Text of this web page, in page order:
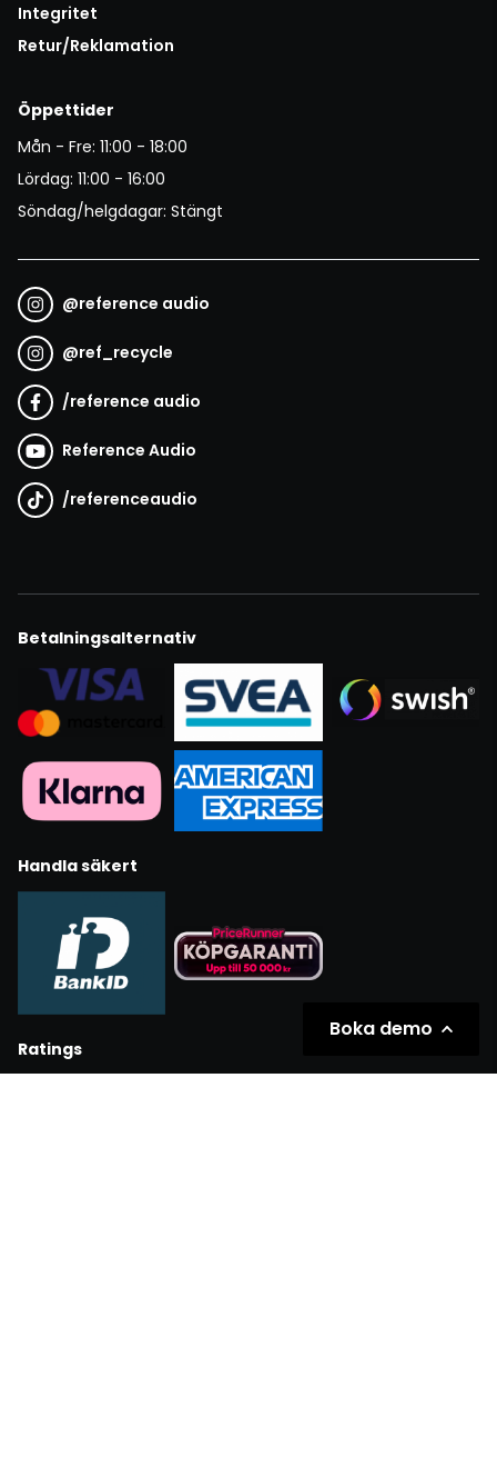
Integritet
Retur/Reklamation
Öppettider
Mån - Fre: 11:00 - 18:00
Lördag: 11:00 - 16:00
Söndag/helgdagar: Stängt
@reference audio
@ref_recycle
/reference audio
Reference Audio
/referenceaudio
Betalningsalternativ
Handla säkert
Ratings
Boka demo